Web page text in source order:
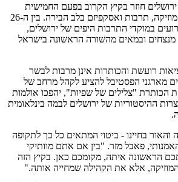
חוזר בקיץ הקרוב בפעם החמישית
ומבטיח חמישה ימים של מוזיקה, תרבות ואסקפיזם בלב הבירה. בין ה-26
ביולי יתקיימו 14 אירועים במוקדי התרבות היפים של ירושלים,
ובמאים מהשורה הראשונה בישראל
רועשת והכותרות אינן מרבות לבשר
מארגני הפסטיבל להציע לקהל מרחב של
הכותרת "צלילים של שפיות", יהפכו אולמות
ההיסטוריות של ירושלים לבמה בינלאומית
והאור בחיינו - ביטוי המתאים כל כך לתקופה
פאבל מזר. "בין אם אתם מוותיקי
הראשונה איתה, מקומכם כאן. בקיץ הזה
אלא את הקהילה שמחייה אותה."